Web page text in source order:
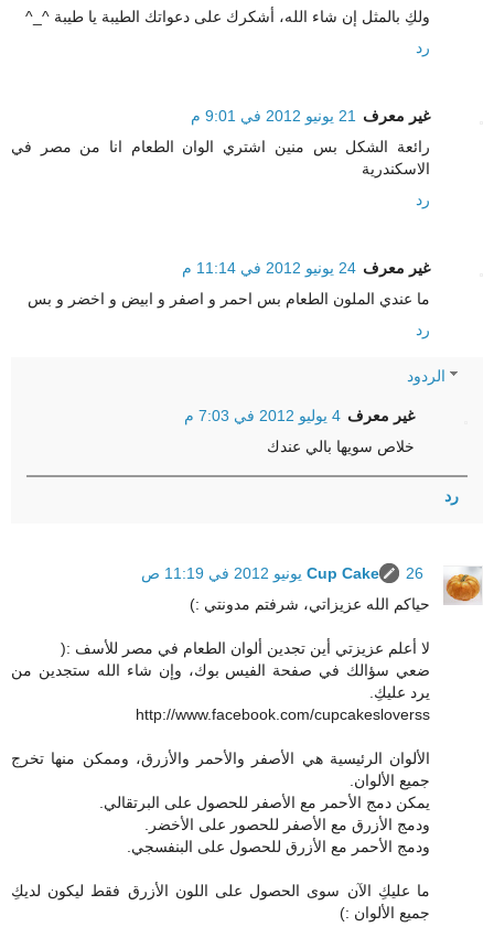
ولكِ بالمثل إن شاء الله، أشكرك على دعواتك الطيبة يا طيبة ^_^
رد
غير معرف 21 يونيو 2012 في 9:01 م
رائعة الشكل بس منين اشتري الوان الطعام انا من مصر في
الاسكندرية
رد
غير معرف 24 يونيو 2012 في 11:14 م
ما عندي الملون الطعام بس احمر و اصفر و ابيض و اخضر و بس
رد
الردود
غير معرف 4 يوليو 2012 في 7:03 م
خلاص سويها بالي عندك
رد
Cup Cake
26 يونيو 2012 في 11:19 ص
حياكم الله عزيزاتي، شرفتم مدونتي :)
لا أعلم عزيزتي أين تجدين ألوان الطعام في مصر للأسف :(
ضعي سؤالك في صفحة الفيس بوك، وإن شاء الله ستجدين من
يرد عليكِ.
http://www.facebook.com/cupcakesloverss
الألوان الرئيسية هي الأصفر والأحمر والأزرق، وممكن منها تخرج
جميع الألوان.
يمكن دمج الأحمر مع الأصفر للحصول على البرتقالي.
ودمج الأزرق مع الأصفر للحصور على الأخضر.
ودمج الأحمر مع الأزرق للحصول على البنفسجي.
ما عليكِ الآن سوى الحصول على اللون الأزرق فقط ليكون لديكِ
جميع الألوان :)